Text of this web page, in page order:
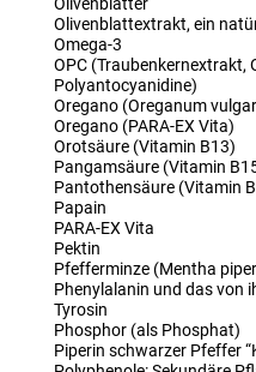
Olivenblätter
Olivenblattextrakt, ein
Omega-3
OPC (Traubenkernextrakt,
Polyantocyanidine)
Oregano (Oreganum
Oregano (PARA-EX Vita)
Orotsäure (Vitamin B13)
Pangamsäure (Vitamin
Pantothensäure (Vitamin
Papain
PARA-EX Vita
Pektin
Pfefferminze (Mentha
Phenylalanin und das von
Tyrosin
Phosphor (als Phosphat)
Piperin schwarzer Pfeffer